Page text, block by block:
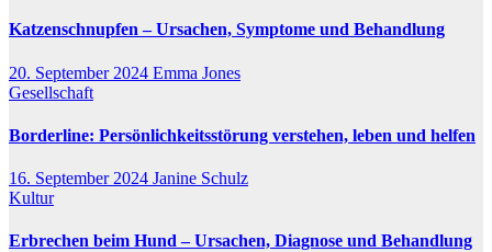
Katzenschnupfen – Ursachen, Symptome und Behandlung
20. September 2024 Emma Jones
Gesellschaft
Borderline: Persönlichkeitsstörung verstehen, leben und helfen
16. September 2024 Janine Schulz
Kultur
Erbrechen beim Hund – Ursachen, Diagnose und Behandlung